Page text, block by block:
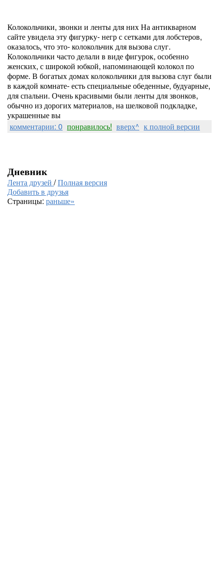
Колокольчики, звонки и ленты для них На антикварном
сайте увидела эту фигурку- негр с сетками для лобстеров,
оказалось, что это- колокольчик для вызова слуг.
Колокольчики часто делали в виде фигурок, особенно
женских, с широкой юбкой, напоминающей колокол по
форме. В богатых домах колокольчики для вызова слуг были
в каждой комнате- есть специальные обеденные, будуарные,
для спальни. Очень красивыми были ленты для звонков,
обычно из дорогих материалов, на шелковой подкладке,
украшенные вы
комментарии: 0 понравилось! вверх^ к полной версии
Дневник
Лента друзей /Полная версия
Добавить в друзья
Страницы: раньше»